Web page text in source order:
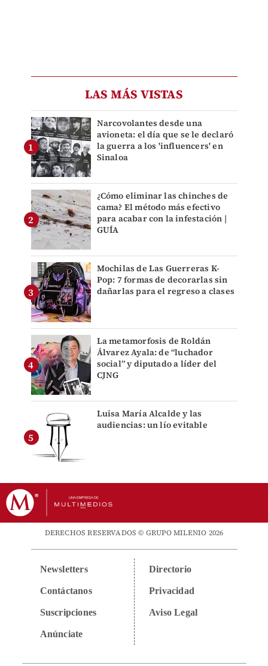
LAS MÁS VISTAS
Narcovolantes desde una
avioneta: el día que se le declaró
la guerra a los 'influencers' en
Sinaloa
¿Cómo eliminar las chinches de
cama? El método más efectivo
para acabar con la infestación |
GUÍA
Mochilas de Las Guerreras K-
Pop: 7 formas de decorarlas sin
dañarlas para el regreso a clases
La metamorfosis de Roldán
Álvarez Ayala: de “luchador
social” y diputado a líder del
CJNG
Luisa María Alcalde y las
audiencias: un lío evitable
DERECHOS RESERVADOS © GRUPO MILENIO 2026
Newsletters
Contáctanos
Suscripciones
Anúnciate
Directorio
Privacidad
Aviso Legal